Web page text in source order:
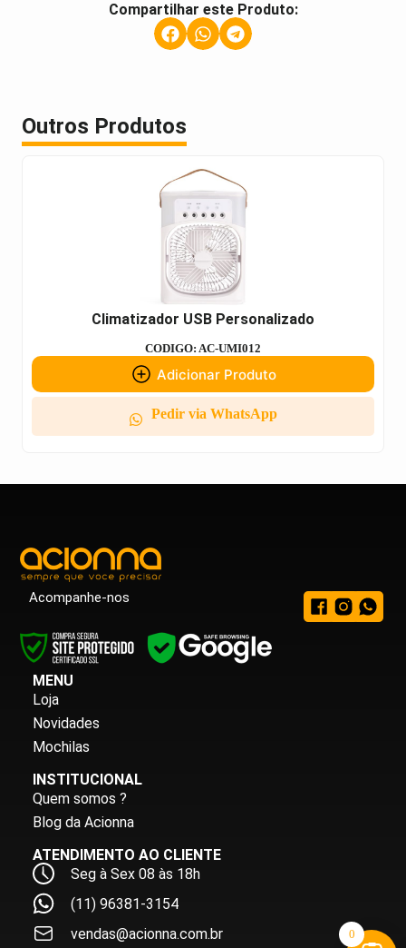
Compartilhar este Produto:
Outros Produtos
Climatizador USB Personalizado
CODIGO: AC-UMI012
Adicionar Produto
Pedir via WhatsApp
Acompanhe-nos
MENU
Loja
Novidades
Mochilas
INSTITUCIONAL
Quem somos ?
Blog da Acionna
ATENDIMENTO AO CLIENTE
Seg à Sex 08 às 18h
(11) 96381-3154
vendas@acionna.com.br
0